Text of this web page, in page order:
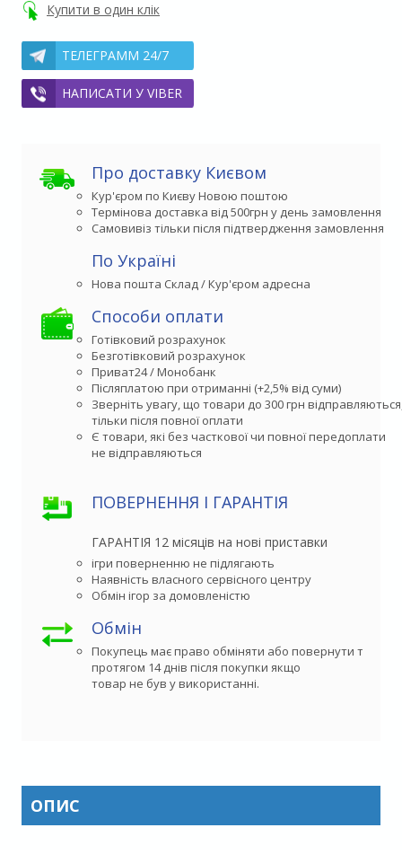
Купити в один клік
ТЕЛЕГРАММ 24/7
НАПИСАТИ У VIBER
Про доставку Києвом
Кур'єром по Києву Новою поштою
Термінова доставка від 500грн у день замовлення
Самовивіз тільки після підтвердження замовлення
По Україні
Способи оплати
Готівковий розрахунок
Безготівковий розрахунок
Приват24 / Монобанк
Післяплатою при отриманні (+2,5% від суми)
Зверніть увагу, що товари до 300 грн
тільки після повної оплати
Є товари, які без часткової чи повної передоплати
не відправляються
ПОВЕРНЕННЯ І ГАРАНТІЯ
ГАРАНТІЯ 12 місяців на нові приставки
ігри поверненню не підлягають
Наявність власного сервісного центру
Обмін ігор за домовленістю
Обмін
Покупець має право обміняти або повернути товар
протягом 14 днів після покупки якщо
товар не був у використанні.
ОПИС